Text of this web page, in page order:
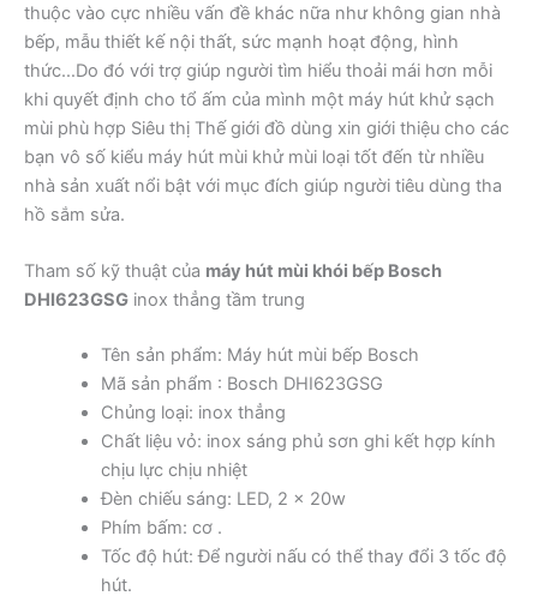
thuộc vào cực nhiều vấn đề khác nữa như không gian nhà
bếp, mẫu thiết kế nội thất, sức mạnh hoạt động, hình
thức…Do đó với trợ giúp người tìm hiểu thoải mái hơn mỗi
khi quyết định cho tổ ấm của mình một máy hút khử sạch
mùi phù hợp Siêu thị Thế giới đồ dùng xin giới thiệu cho các
bạn vô số kiểu máy hút mùi khử mùi loại tốt đến từ nhiều
nhà sản xuất nổi bật với mục đích giúp người tiêu dùng tha
hồ sắm sửa.
Tham số kỹ thuật của máy hút mùi khói bếp Bosch
DHI623GSG inox thẳng tầm trung
Tên sản phẩm: Máy hút mùi bếp Bosch
Mã sản phẩm : Bosch DHI623GSG
Chủng loại: inox thẳng
Chất liệu vỏ: inox sáng phủ sơn ghi kết hợp kính
chịu lực chịu nhiệt
Đèn chiếu sáng: LED, 2 x 20w
Phím bấm: cơ .
Tốc độ hút: Để người nấu có thể thay đổi 3 tốc độ
hút.